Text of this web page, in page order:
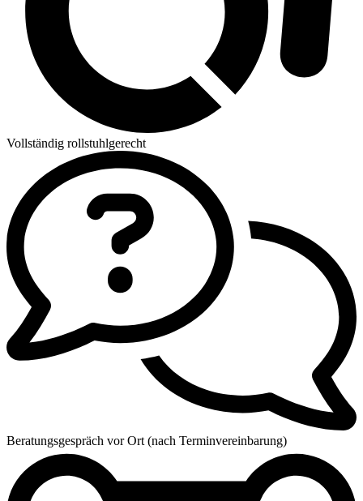
Vollständig rollstuhlgerecht
Beratungsgespräch vor Ort (nach Terminvereinbarung)